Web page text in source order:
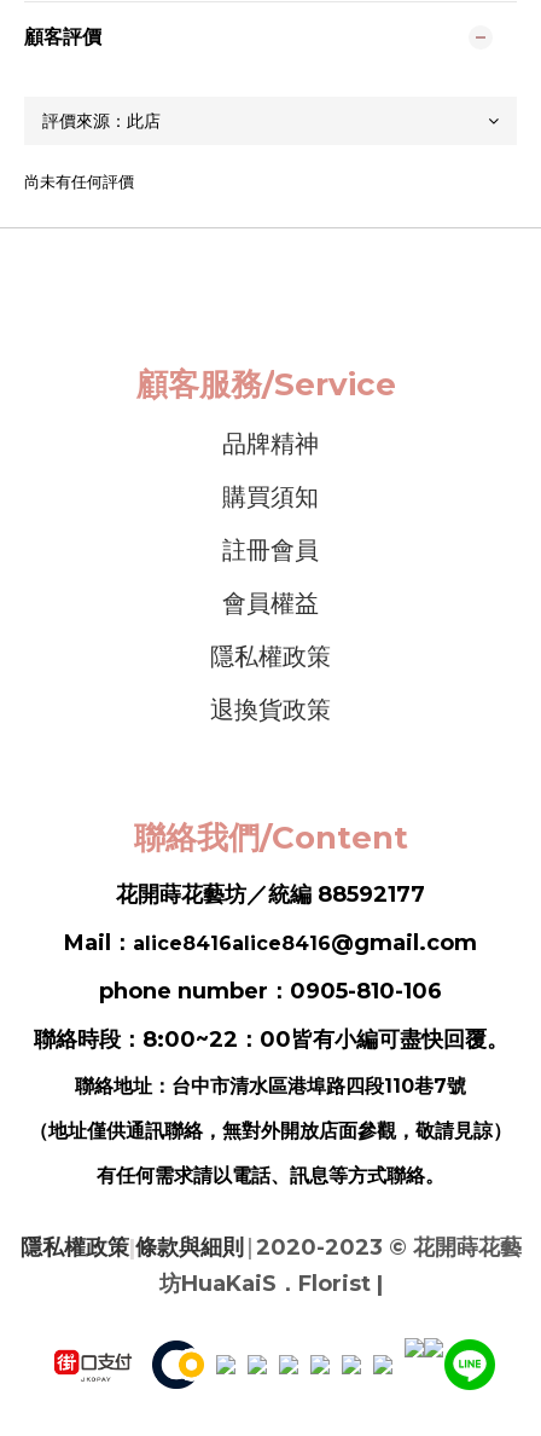
顧客評價
尚未有任何評價
顧客服務/Service
品牌精神
購買須知
註冊會員
會員權益
隱私權政策
退換貨政策
聯絡我們/Content
花開蒔花藝坊／統編 88592177
Mail： alice8416alice8416@gmail.com
phone number：0905-810-106
聯絡時段：8:00~22：00皆有小編可盡快回覆。
聯絡地址： 台中市清水區港埠路四段110巷7號
（地址僅供通訊聯絡，無對外開放店面參觀，敬請見諒）
有任何需求請以電話、訊息等方式聯絡。
隱私權政策|條款與細則|2020-2023 © 花開蒔花藝
坊HuaKaiS．Florist |